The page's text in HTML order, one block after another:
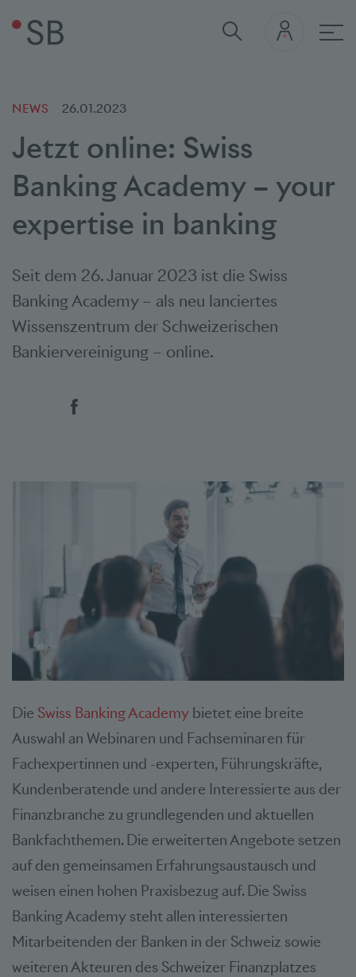
NEWS 26.01.2023
Jetzt online: Swiss
Banking Academy – your
expertise in banking
Seit dem 26. Januar 2023 ist die Swiss
Banking Academy – als neu lanciertes
Wissenszentrum der Schweizerischen
Bankiervereinigung – online.
Social Bookmarks
Die Swiss Banking Academy bietet eine breite
Auswahl an Webinaren und Fachseminaren für
Fachexpertinnen und -experten, Führungskräfte,
Kundenberatende und andere Interessierte aus der
Finanzbranche zu grundlegenden und aktuellen
Bankfachthemen. Die erweiterten Angebote setzen
auf den gemeinsamen Erfahrungsaustausch und
weisen einen hohen Praxisbezug auf. Die Swiss
Banking Academy steht allen interessierten
Mitarbeitenden der Banken in der Schweiz sowie
weiteren Akteuren des Schweizer Finanzplatzes